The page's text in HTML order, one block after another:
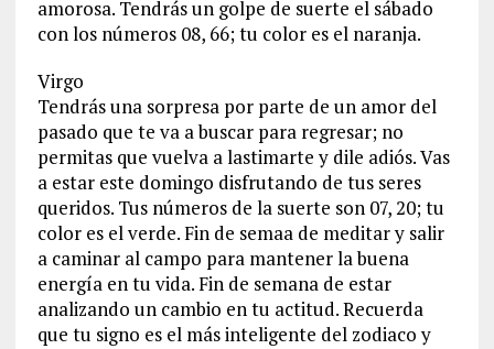
amorosa. Tendrás un golpe de suerte el sábado
con los números 08, 66; tu color es el naranja.
Virgo
Tendrás una sorpresa por parte de un amor del
pasado que te va a buscar para regresar; no
permitas que vuelva a lastimarte y dile adiós. Vas
a estar este domingo disfrutando de tus seres
queridos. Tus números de la suerte son 07, 20; tu
color es el verde. Fin de semaa de meditar y salir
a caminar al campo para mantener la buena
energía en tu vida. Fin de semana de estar
analizando un cambio en tu actitud. Recuerda
que tu signo es el más inteligente del zodiaco y